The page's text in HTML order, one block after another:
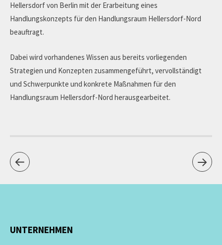
Hellersdorf von Berlin mit der Erarbeitung eines
Handlungskonzepts für den Handlungsraum Hellersdorf-Nord
beauftragt.
Dabei wird vorhandenes Wissen aus bereits vorliegenden
Strategien und Konzepten zusammengeführt, vervollständigt
und Schwerpunkte und konkrete Maßnahmen für den
Handlungsraum Hellersdorf-Nord herausgearbeitet.
UNTERNEHMEN